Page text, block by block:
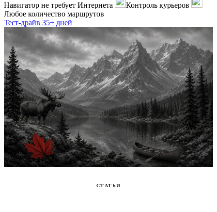
Навигатор не требует Интернета
Контроль курьеров
Любое количество маршрутов
Тест-драйв 35+ дней
СТАТЬИ